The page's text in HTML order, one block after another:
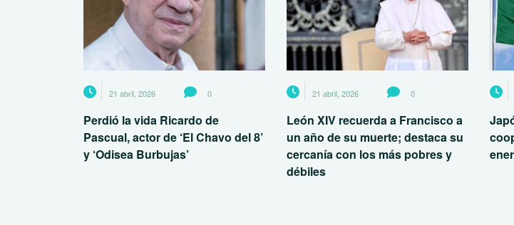
21 abril, 2026 0
Perdió la vida Ricardo de
Pascual, actor de ‘El Chavo del 8’
y ‘Odisea Burbujas’
21 abril, 2026 0
León XIV recuerda a Francisco a
un año de su muerte; destaca su
cercanía con los más pobres y
débiles